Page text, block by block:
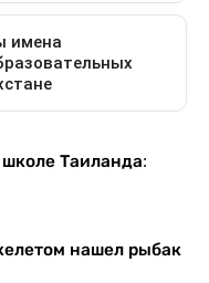
школе Таиланда:
нашел рыбак